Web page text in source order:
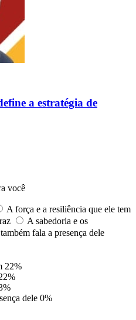
a estratégia de
você
A força e a resiliência que ele tem
A sabedoria e os
fala a presença dele
22%
dele 0%